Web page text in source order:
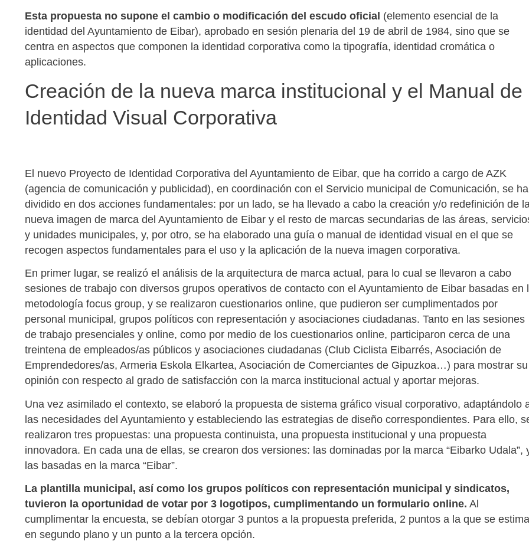
Esta propuesta no supone el cambio o modificación del escudo oficial (elemento esencial de la
identidad del Ayuntamiento de Eibar), aprobado en sesión plenaria del 19 de abril de 1984, sino que se
centra en aspectos que componen la identidad corporativa como la tipografía, identidad cromática o
aplicaciones.
Creación de la nueva marca institucional y el Manual de
Identidad Visual Corporativa
El nuevo Proyecto de Identidad Corporativa del Ayuntamiento de Eibar, que ha corrido a cargo de AZK
(agencia de comunicación y publicidad), en coordinación con el Servicio municipal de Comunicación, se ha
dividido en dos acciones fundamentales: por un lado, se ha llevado a cabo la creación y/o redefinición de
nueva imagen de marca del Ayuntamiento de Eibar y el resto de marcas secundarias de las áreas,
y unidades municipales, y, por otro, se ha elaborado una guía o manual de identidad visual en el que se
recogen aspectos fundamentales para el uso y la aplicación de la nueva imagen corporativa.
En primer lugar, se realizó el análisis de la arquitectura de marca actual, para lo cual se llevaron a cabo
sesiones de trabajo con diversos grupos operativos de contacto con el Ayuntamiento de Eibar basadas en
metodología focus group, y se realizaron cuestionarios online, que pudieron ser cumplimentados por
personal municipal, grupos políticos con representación y asociaciones ciudadanas. Tanto en las sesiones
de trabajo presenciales y online, como por medio de los cuestionarios online, participaron cerca de una
treintena de empleados/as públicos y asociaciones ciudadanas (Club Ciclista Eibarrés, Asociación de
Emprendedores/as, Armeria Eskola Elkartea, Asociación de Comerciantes de Gipuzkoa…) para mostrar su
opinión con respecto al grado de satisfacción con la marca institucional actual y aportar mejoras.
Una vez asimilado el contexto, se elaboró la propuesta de sistema gráfico visual corporativo, adaptándolo
las necesidades del Ayuntamiento y estableciendo las estrategias de diseño correspondientes. Para ello,
realizaron tres propuestas: una propuesta continuista, una propuesta institucional y una propuesta
innovadora. En cada una de ellas, se crearon dos versiones: las dominadas por la marca “Eibarko Udala”,
las basadas en la marca “Eibar”.
La plantilla municipal, así como los grupos políticos con representación municipal y sindicatos,
tuvieron la oportunidad de votar por 3 logotipos, cumplimentando un formulario online. Al
cumplimentar la encuesta, se debían otorgar 3 puntos a la propuesta preferida, 2 puntos a la que se
en segundo plano y un punto a la tercera opción.